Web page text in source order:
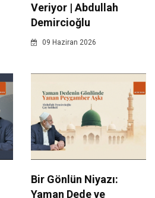
Veriyor | Abdullah
Demircioğlu
09 Haziran 2026
Bir Gönlün Niyazı:
Yaman Dede ve